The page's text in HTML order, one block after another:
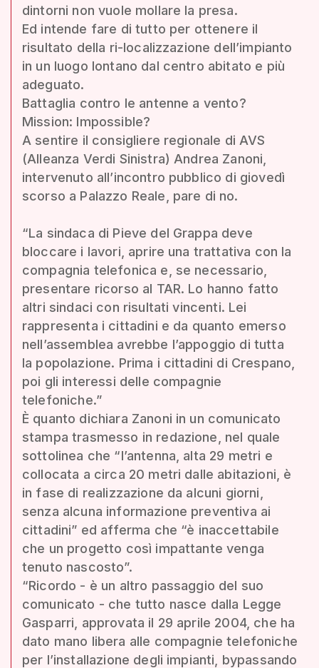
dintorni non vuole mollare la presa.
Ed intende fare di tutto per ottenere il
risultato della ri-localizzazione dell’impianto
in un luogo lontano dal centro abitato e più
adeguato.
Battaglia contro le antenne a vento?
Mission: Impossible?
A sentire il consigliere regionale di AVS
(Alleanza Verdi Sinistra) Andrea Zanoni,
intervenuto all’incontro pubblico di giovedì
scorso a Palazzo Reale, pare di no.
“La sindaca di Pieve del Grappa deve
bloccare i lavori, aprire una trattativa con la
compagnia telefonica e, se necessario,
presentare ricorso al TAR. Lo hanno fatto
altri sindaci con risultati vincenti. Lei
rappresenta i cittadini e da quanto emerso
nell’assemblea avrebbe l’appoggio di tutta
la popolazione. Prima i cittadini di Crespano,
poi gli interessi delle compagnie
telefoniche.”
È quanto dichiara Zanoni in un comunicato
stampa trasmesso in redazione, nel quale
sottolinea che “l’antenna, alta 29 metri e
collocata a circa 20 metri dalle abitazioni, è
in fase di realizzazione da alcuni giorni,
senza alcuna informazione preventiva ai
cittadini” ed afferma che “è inaccettabile
che un progetto così impattante venga
tenuto nascosto”.
“Ricordo - è un altro passaggio del suo
comunicato - che tutto nasce dalla Legge
Gasparri, approvata il 29 aprile 2004, che ha
dato mano libera alle compagnie telefoniche
per l’installazione degli impianti, bypassando